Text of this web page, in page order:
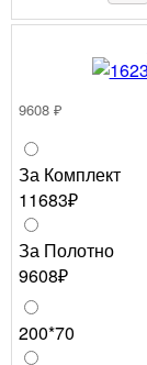
9608 ₽
За Комплект
11683₽
За Полотно
9608₽
200*70